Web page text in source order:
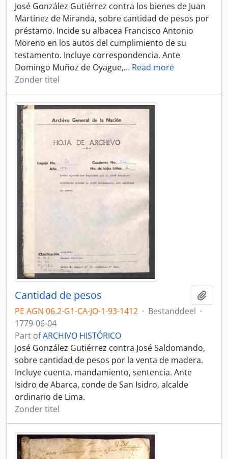
José González Gutiérrez contra los bienes de Juan
Martínez de Miranda, sobre cantidad de pesos por
préstamo. Incide su albacea Francisco Antonio
Moreno en los autos del cumplimiento de su
testamento. Incluye correspondencia. Ante
Domingo Muñoz de Oyague,… Read more
Zonder titel
Cantidad de pesos
PE AGN 06.2-G1-CA-JO-1-93-1412 · Bestanddeel ·
1779-06-04
Part ofARCHIVO HISTÓRICO
José González Gutiérrez contra José Saldomando,
sobre cantidad de pesos por la venta de madera.
Incluye cuenta, mandamiento, sentencia. Ante
Isidro de Abarca, conde de San Isidro, alcalde
ordinario de Lima.
Zonder titel